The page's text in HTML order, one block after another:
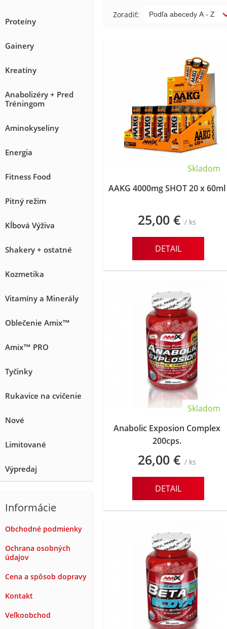
Proteíny
Gainery
Kreatíny
Anabolizéry + Pred
Tréningom
Aminokyseliny
Energia
Fitness Food
Pitný režim
Kĺbová Výživa
Shakery + ostatné
Kozmetika
Vitamíny a Minerály
Oblečenie Amix™
Amix™ PRO
Tyčinky
Rukavice na cvičenie
Nové
Limitované
Výpredaj
Informácie
Obchodné podmienky
Ochrana osobných
údajov
Cena a spôsob dopravy
Kontakt
Veľkoobchod
Zoradiť:
AAKG 4000mg SHOT 20 x 60ml
25,00 € / ks
Skladom
DETAIL
Anabolic Exposion Complex
200cps.
26,00 € / ks
Skladom
DETAIL